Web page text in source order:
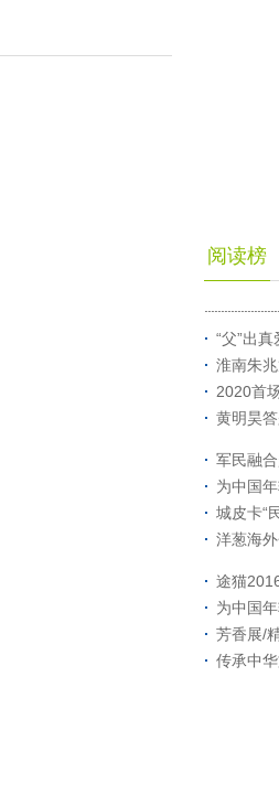
阅读榜
“父”出
淮南朱
2020首
黄明昊
军民融
为中国
城皮卡“
洋葱海
途猫
为中国
芳香展/
传承中